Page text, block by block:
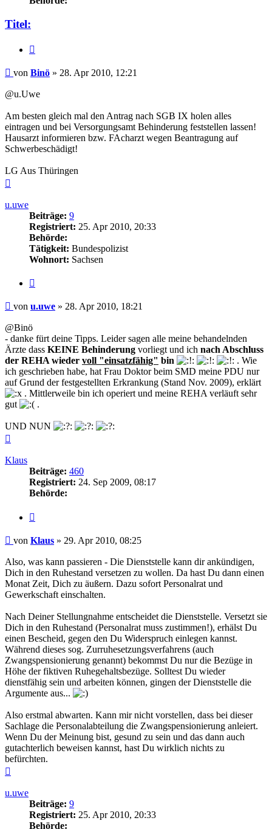
Titel:
Beitrag
von Binö » 28. Apr 2010, 12:21
@u.Uwe
Am besten gleich mal den Antrag nach SGB IX holen alles
eintragen und bei Versorgungsamt Behinderung feststellen lassen!
Hausarzt informieren bzw. FAcharzt wegen Beantragung auf
Schwerbeschädigt!
LG Aus Thüringen
u.uwe
Beiträge: 9
Registriert: 25. Apr 2010, 20:33
Behörde:
Tätigkeit: Bundespolizist
Wohnort: Sachsen
Beitrag
von u.uwe » 28. Apr 2010, 18:21
@Binö
- danke fürt deine Tipps. Leider sagen alle meine behandelnden
Ärzte dass KEINE Behinderung vorliegt und ich nach Abschluss
der REHA wieder voll "einsatzfähig" bin
. Wie
ich geschrieben habe, hat Frau Doktor beim SMD meine PDU nur
auf Grund der festgestellten Erkrankung (Stand Nov. 2009), erklärt
. Mittlerweile bin ich operiert und meine REHA verläuft sehr
gut
.
UND NUN
Klaus
Beiträge: 460
Registriert: 24. Sep 2009, 08:17
Behörde:
Beitrag
von Klaus » 29. Apr 2010, 08:25
Also, was kann passieren - Die Dienststelle kann dir ankündigen,
Dich in den Ruhestand versetzen zu wollen. Da hast Du dann einen
Monat Zeit, Dich zu äußern. Dazu sofort Personalrat und
Gewerkschaft einschalten.
Nach Deiner Stellungnahme entscheidet die Dienststelle. Versetzt sie
Dich in den Ruhestand (Personalrat muss zustimmen!), erhälst Du
einen Bescheid, gegen den Du Widerspruch einlegen kannst.
Während dieses sog. Zurruhesetzungsverfahrens (auch
Zwangspensionierung genannt) bekommst Du nur die Bezüge in
Höhe der fiktiven Ruhegehaltsbezüge. Solltest Du wieder
dienstfähig sein und arbeiten können, gingen der Dienststelle die
Argumente aus...
Also erstmal abwarten. Kann mir nicht vorstellen, dass bei dieser
Sachlage die Personalabteilung die Zwangspensionierung anleiert.
Wenn Du der Meinung bist, gesund zu sein und das dann auch
gutachterlich beweisen kannst, hast Du wirklich nichts zu
befürchten.
u.uwe
Beiträge: 9
Registriert: 25. Apr 2010, 20:33
Behörde: